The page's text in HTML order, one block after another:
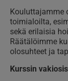
Kouluttajamme
toimialoilta,
sekä erilaisia
Räätälöimme
olosuhteet ja
Kurssin